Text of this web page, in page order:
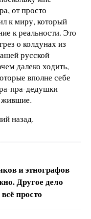
от просто
к миру, который
к реальности. Это
о колдунах из
русской
далеко ходить,
вполне себе
пра-дедушки
жившие.
назад.
и этнографов
Другое дело
просто